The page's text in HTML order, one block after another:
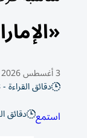
3 أغسطس 2026 12:16 مساء
دقائق القراءة - 3
استمع دقائق